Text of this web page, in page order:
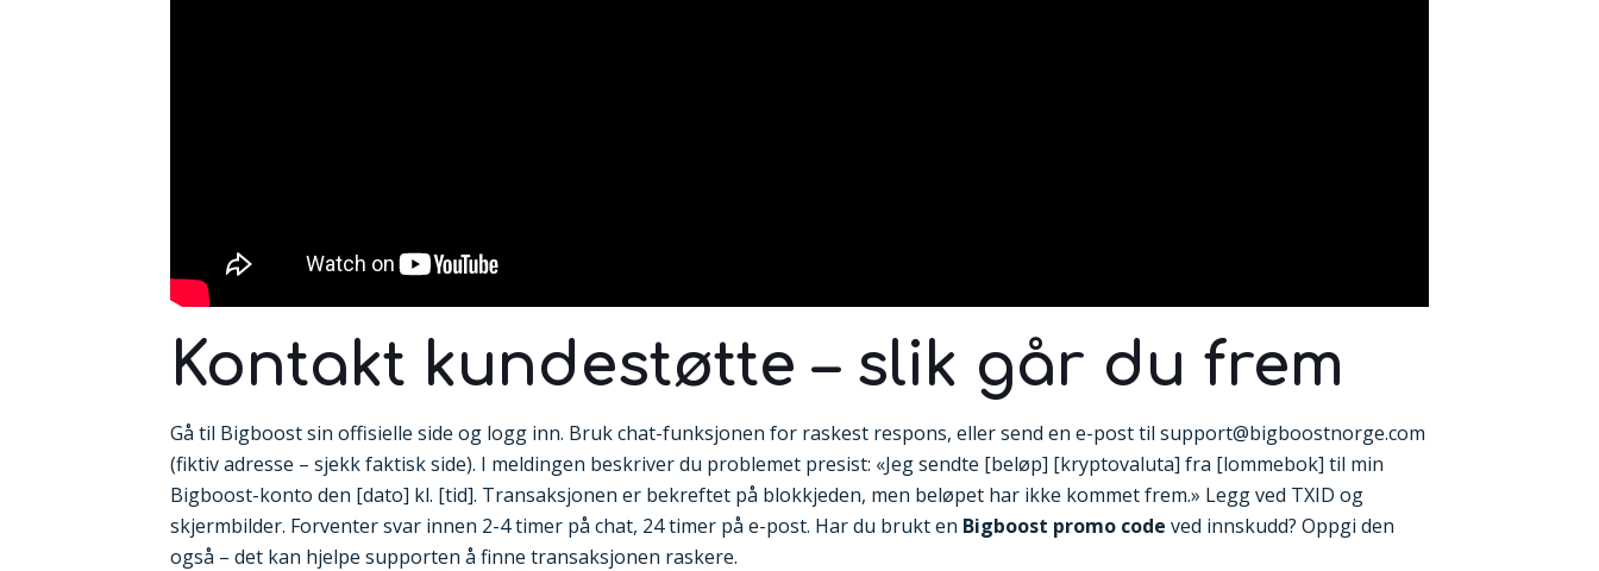
Kontakt kundestøtte – slik går du frem
Gå til Bigboost sin offisielle side og logg inn. Bruk chat-funksjonen for raskest respons, eller send en e-post til support@bigboostnorge.com
(fiktiv adresse – sjekk faktisk side). I meldingen beskriver du problemet presist: «Jeg sendte [beløp] [kryptovaluta] fra [lommebok] til min
Bigboost-konto den [dato] kl. [tid]. Transaksjonen er bekreftet på blokkjeden, men beløpet har ikke kommet frem.» Legg ved TXID og
skjermbilder. Forventer svar innen 2-4 timer på chat, 24 timer på e-post. Har du brukt en Bigboost promo code ved innskudd? Oppgi den
også – det kan hjelpe supporten å finne transaksjonen raskere.